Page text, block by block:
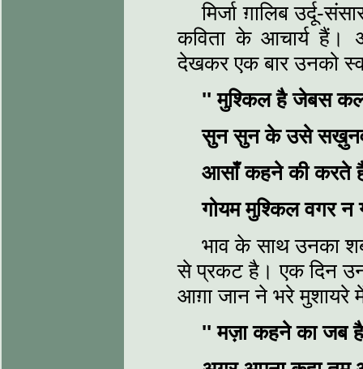
मिर्जा ग़ालिब उर्दू-
कविता के आचार्य हैं।
देखकर एक बार उनको
'' मुश्किल है जेबस
सुन सुन के उसे
आसाँ कहने की करते हैं
गोयम मुश्किल वगर न
भाव के साथ उनका
से प्रकट है। एक दिन
आग़ा जान ने भरे मुशायरे
'' मज़ा कहने का जब